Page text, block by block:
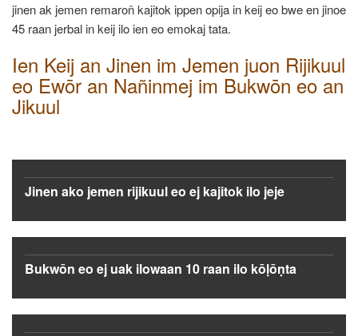
jinen ak jemen remaroñ kajitok ippen opija in keij eo bwe en jinoe
45 raan jerbal in keij ilo ien eo emokaj tata.
Ien Keij an Jinen im Jemen juon Rijikuul
eo Ewōr an Nañinmej im Bukwōn eo an
Jikuul
Jinen ako jemen rijikuul eo ej kajitok ilo jeje
Bukwōn eo ej uak ilowaan 10 raan ilo kōḷōṇta